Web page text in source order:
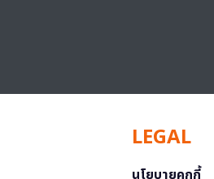
LEGAL
นโยบายคุกกี้